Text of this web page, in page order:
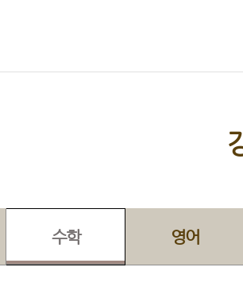
수학 영어